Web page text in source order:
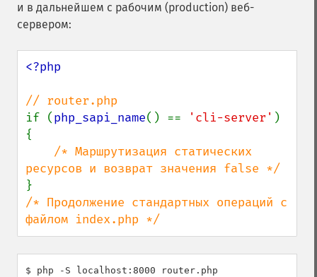
и в дальнейшем с рабочим (production) веб-
сервером:
<?php
if (php_sapi_name() == 'cli-server' )
{
/* Маршрутизация статических
/* Продолжение стандартных операций с
файлом index.php */
$ php -S localhost:8000 router.php